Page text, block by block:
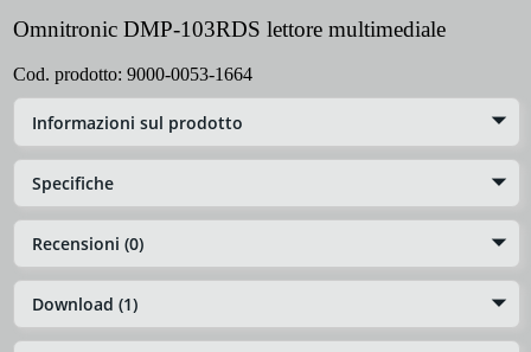
Omnitronic DMP-103RDS lettore multimediale
Cod. prodotto: 9000-0053-1664
Informazioni sul prodotto
Specifiche
Recensioni (0)
Download (1)